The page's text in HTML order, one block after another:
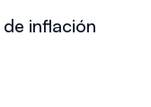
inflación